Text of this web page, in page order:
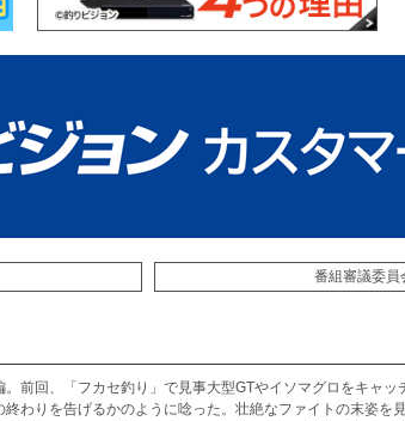
番組審議委員
前回、「フカセ釣り」で見事大型GTやイソマグロをキャ
わりを告げるかのように唸った。壮絶なファイトの末姿